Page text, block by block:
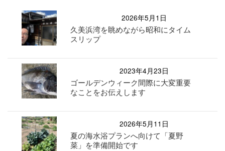
2026年5月1日
久美浜湾を眺めながら昭和にタイム
スリップ
2023年4月23日
ゴールデンウィーク間際に大変重要
なことをお伝えします
2026年5月11日
夏の海水浴プランへ向けて「夏野
菜」を準備開始です